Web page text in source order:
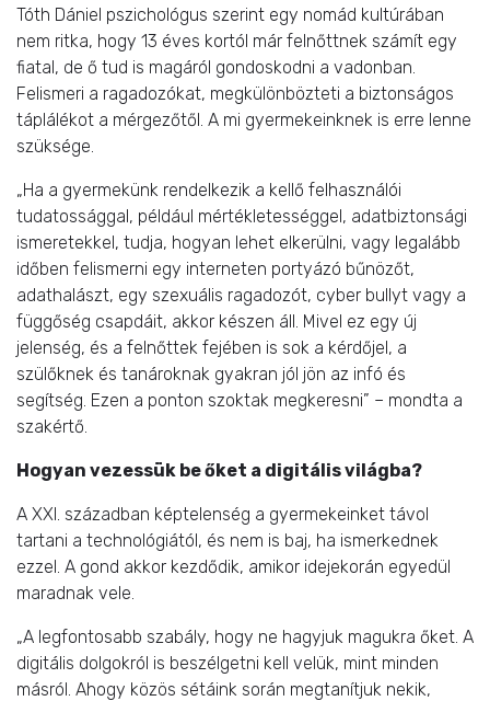
Tóth Dániel pszichológus szerint egy nomád kultúrában
nem ritka, hogy 13 éves kortól már felnőttnek számít egy
fiatal, de ő tud is magáról gondoskodni a vadonban.
Felismeri a ragadozókat, megkülönbözteti a biztonságos
táplálékot a mérgezőtől. A mi gyermekeinknek is erre lenne
szüksége.
„Ha a gyermekünk rendelkezik a kellő felhasználói
tudatossággal, például mértékletességgel, adatbiztonsági
ismeretekkel, tudja, hogyan lehet elkerülni, vagy legalább
időben felismerni egy interneten portyázó bűnözőt,
adathalászt, egy szexuális ragadozót, cyber bullyt vagy a
függőség csapdáit, akkor készen áll. Mivel ez egy új
jelenség, és a felnőttek fejében is sok a kérdőjel, a
szülőknek és tanároknak gyakran jól jön az infó és
segítség. Ezen a ponton szoktak megkeresni” – mondta a
szakértő.
Hogyan vezessük be őket a digitális világba?
A XXI. században képtelenség a gyermekeinket távol
tartani a technológiától, és nem is baj, ha ismerkednek
ezzel. A gond akkor kezdődik, amikor idejekorán egyedül
maradnak vele.
„A legfontosabb szabály, hogy ne hagyjuk magukra őket. A
digitális dolgokról is beszélgetni kell velük, mint minden
másról. Ahogy közös sétáink során megtanítjuk nekik,